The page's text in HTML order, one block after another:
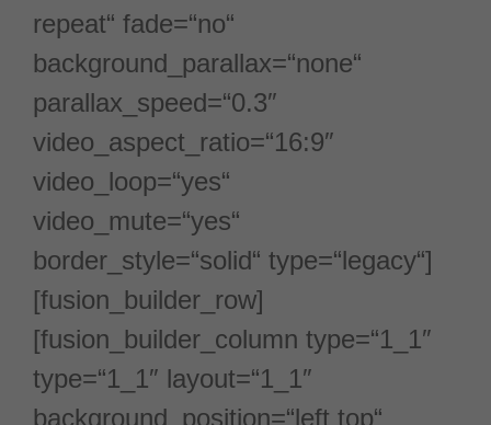
repeat“ fade=“no“
background_parallax=“none“
parallax_speed=“0.3″
video_aspect_ratio=“16:9″
video_loop=“yes“
video_mute=“yes“
border_style=“solid“ type=“legacy“]
[fusion_builder_row]
[fusion_builder_column type=“1_1″
type=“1_1″ layout=“1_1″
background_position=“left top“